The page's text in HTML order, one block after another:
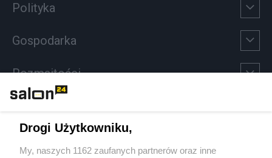
Polityka
Gospodarka
Rozmaitości
Sport
Drogi Użytkowniku,
My, naszych 1162 zaufanych partnerów oraz inne